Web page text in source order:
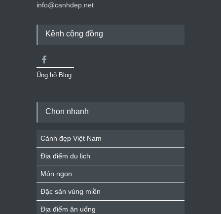
info@canhdep.net
Kênh cộng đồng
Ủng hộ Blog
Chọn nhanh
Cảnh đẹp Việt Nam
Địa điểm du lịch
Món ngon
Đặc sản vùng miền
Địa điểm ăn uống